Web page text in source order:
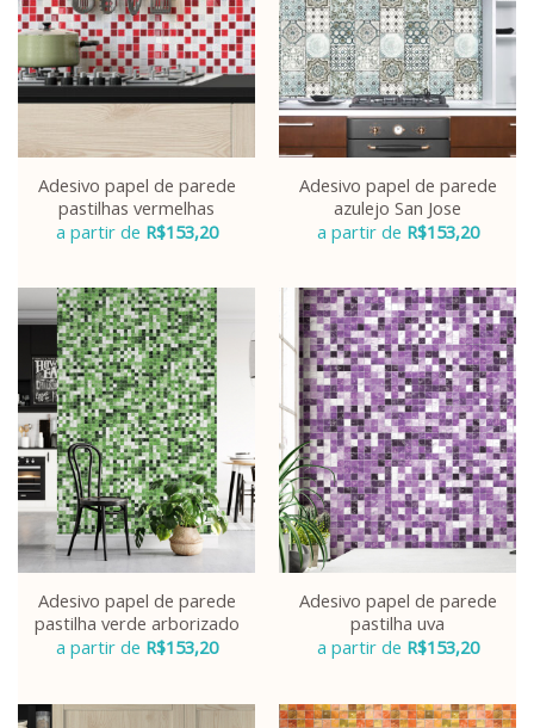
Adesivo papel de parede
pastilhas vermelhas
a partir de R$153,20
Adesivo papel de parede
azulejo San Jose
a partir de R$153,20
Adesivo papel de parede
pastilha verde arborizado
a partir de R$153,20
Adesivo papel de parede
pastilha uva
a partir de R$153,20